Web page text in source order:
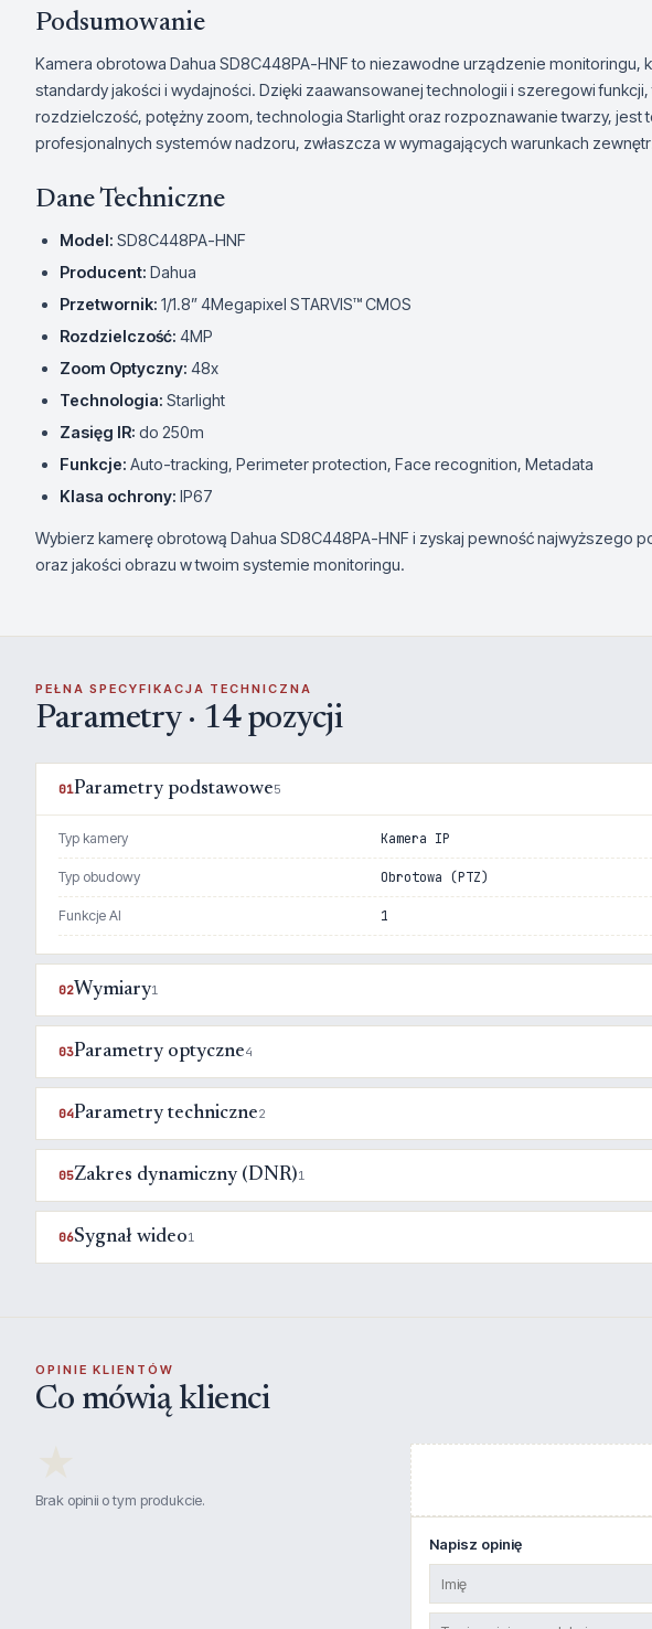
Podsumowanie
Kamera obrotowa Dahua SD8C448PA-HNF to niezawodne urządzenie monitoringu,
standardy jakości i wydajności. Dzięki zaawansowanej technologii i szeregowi funkcji,
rozdzielczość, potężny zoom, technologia Starlight oraz rozpoznawanie twarzy, jest
profesjonalnych systemów nadzoru, zwłaszcza w wymagających warunkach
Dane Techniczne
Model: SD8C448PA-HNF
Producent: Dahua
Przetwornik: 1/1.8” 4Megapixel STARVIS™ CMOS
Rozdzielczość: 4MP
Zoom Optyczny: 48x
Technologia: Starlight
Zasięg IR: do 250m
Funkcje: Auto-tracking, Perimeter protection, Face recognition, Metadata
Klasa ochrony: IP67
Wybierz kamerę obrotową Dahua SD8C448PA-HNF i zyskaj pewność najwyższego
oraz jakości obrazu w twoim systemie monitoringu.
PEŁNA SPECYFIKACJA TECHNICZNA
Parametry · 14 pozycji
01Parametry podstawowe5
Typ kamery Kamera IP
Typ obudowy Obrotowa (PTZ)
Funkcje AI 1
02Wymiary1
03Parametry optyczne4
04Parametry techniczne2
05Zakres dynamiczny (DNR)1
06Sygnał wideo1
OPINIE KLIENTÓW
Co mówią klienci
Brak opinii o tym produkcie.
Napisz opinię